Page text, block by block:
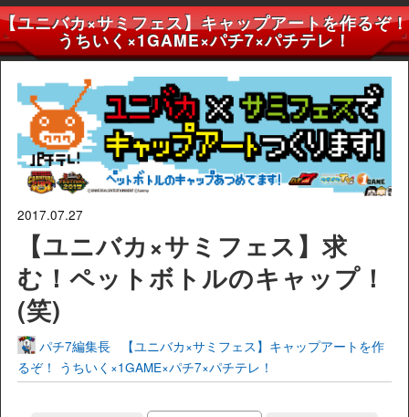
【ユニバカ×サミフェス】キャップアートを作るぞ！
うちいく×1GAME×パチ7×パチテレ！
2017.07.27
【ユニバカ×サミフェス】求
む！ペットボトルのキャップ！
(笑)
パチ7編集長
【ユニバカ×サミフェス】キャップアートを作
るぞ！ うちいく×1GAME×パチ7×パチテレ！